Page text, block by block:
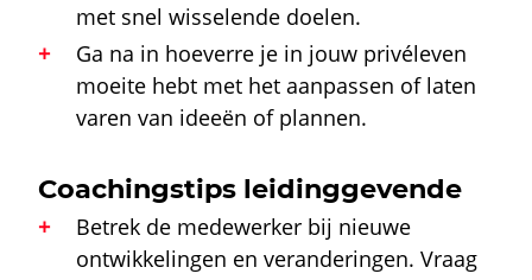
met snel wisselende doelen.
Ga na in hoeverre je in jouw privéleven
moeite hebt met het aanpassen of laten
varen van ideeën of plannen.
Coachingstips leidinggevende
Betrek de medewerker bij nieuwe
ontwikkelingen en veranderingen. Vraag